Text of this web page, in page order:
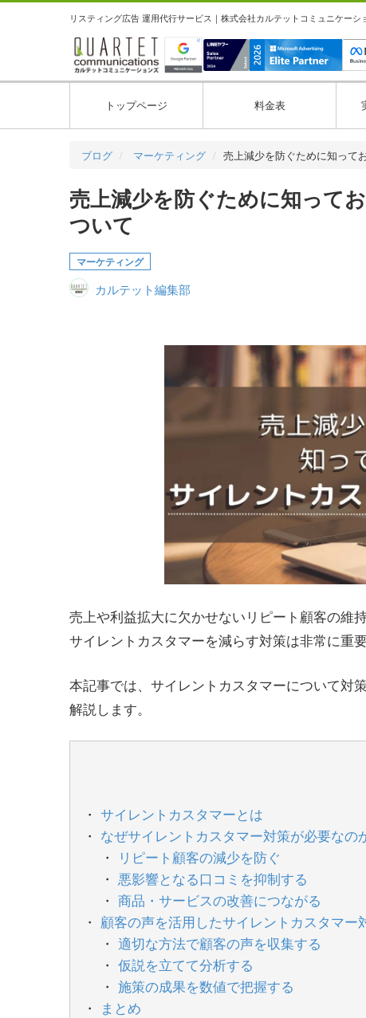
リスティング広告 運用代行サービス｜株式会社カルテットコミュニケー
トップページ 料金表
ブログ マーケティング 売上減少を防ぐために知って
売上減少を防ぐために知って
ついて
マーケティング
カルテット編集部
売上や利益拡大に欠かせないリピート顧客の維
サイレントカスタマーを減らす対策は非常に重要
本記事では、サイレントカスタマーについて対
解説します。
サイレントカスタマーとは
なぜサイレントカスタマー対策が必要なの
リピート顧客の減少を防ぐ
悪影響となる口コミを抑制する
商品・サービスの改善につながる
顧客の声を活用したサイレントカスタマー
適切な方法で顧客の声を収集する
仮説を立てて分析する
施策の成果を数値で把握する
まとめ